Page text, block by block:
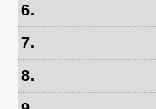
6.
7.
8.